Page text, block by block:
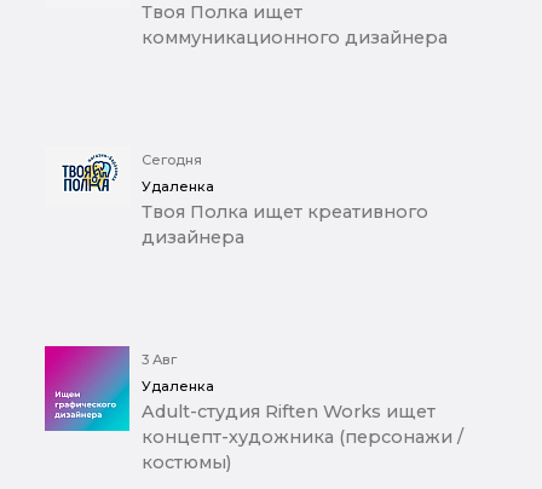
Твоя Полка ищет
коммуникационного дизайнера
Сегодня
Удаленка
Твоя Полка ищет креативного
дизайнера
3 Авг
Удаленка
Adult-студия Riften Works ищет
концепт-художника (персонажи /
костюмы)